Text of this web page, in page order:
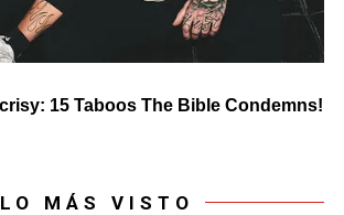
LO MÁS VISTO